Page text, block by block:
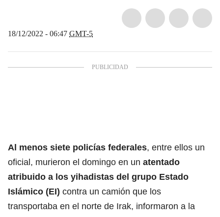
18/12/2022 - 06:47 GMT-5
Al menos siete policías federales, entre ellos un
oficial, murieron el domingo en un atentado
atribuido a los yihadistas del grupo Estado
Islámico (EI) contra un camión que los
transportaba en el norte de Irak, informaron a la